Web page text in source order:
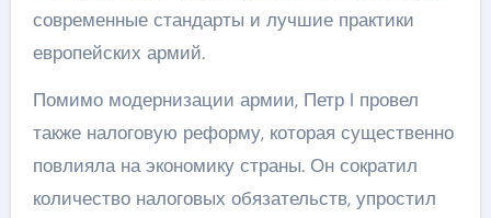
современные стандарты и лучшие практики
европейских армий.
Помимо модернизации армии, Петр I провел
также налоговую реформу, которая существенно
повлияла на экономику страны. Он сократил
количество налоговых обязательств, упростил